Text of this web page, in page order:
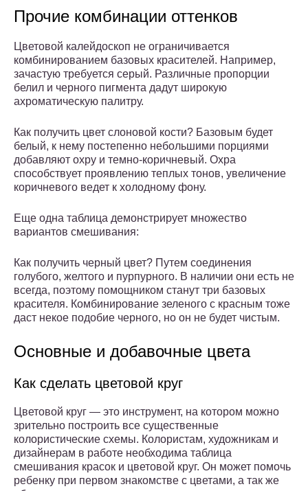
Прочие комбинации оттенков
Цветовой калейдоскоп не ограничивается
комбинированием базовых красителей. Например,
зачастую требуется серый. Различные пропорции
белил и черного пигмента дадут широкую
ахроматическую палитру.
Как получить цвет слоновой кости? Базовым будет
белый, к нему постепенно небольшими порциями
добавляют охру и темно-коричневый. Охра
способствует проявлению теплых тонов, увеличение
коричневого ведет к холодному фону.
Еще одна таблица демонстрирует множество
вариантов смешивания:
Как получить черный цвет? Путем соединения
голубого, желтого и пурпурного. В наличии они есть не
всегда, поэтому помощником станут три базовых
красителя. Комбинирование зеленого с красным тоже
даст некое подобие черного, но он не будет чистым.
Основные и добавочные цвета
Как сделать цветовой круг
Цветовой круг — это инструмент, на котором можно
зрительно построить все существенные
колористические схемы. Колористам, художникам и
дизайнерам в работе необходима таблица
смешивания красок и цветовой круг. Он может помочь
ребенку при первом знакомстве с цветами, а так же